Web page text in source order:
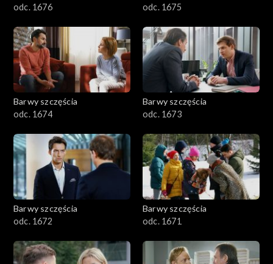
odc. 1676
odc. 1675
Barwy szczęścia
odc. 1674
Barwy szczęścia
odc. 1673
Barwy szczęścia
odc. 1672
Barwy szczęścia
odc. 1671